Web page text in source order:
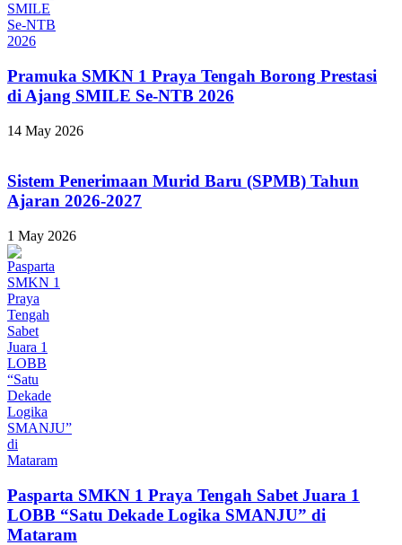
Pramuka SMKN 1 Praya Tengah Borong Prestasi
di Ajang SMILE Se-NTB 2026
14 May 2026
Sistem Penerimaan Murid Baru (SPMB) Tahun
Ajaran 2026-2027
1 May 2026
Pasparta SMKN 1 Praya Tengah Sabet Juara 1
LOBB “Satu Dekade Logika SMANJU” di
Mataram